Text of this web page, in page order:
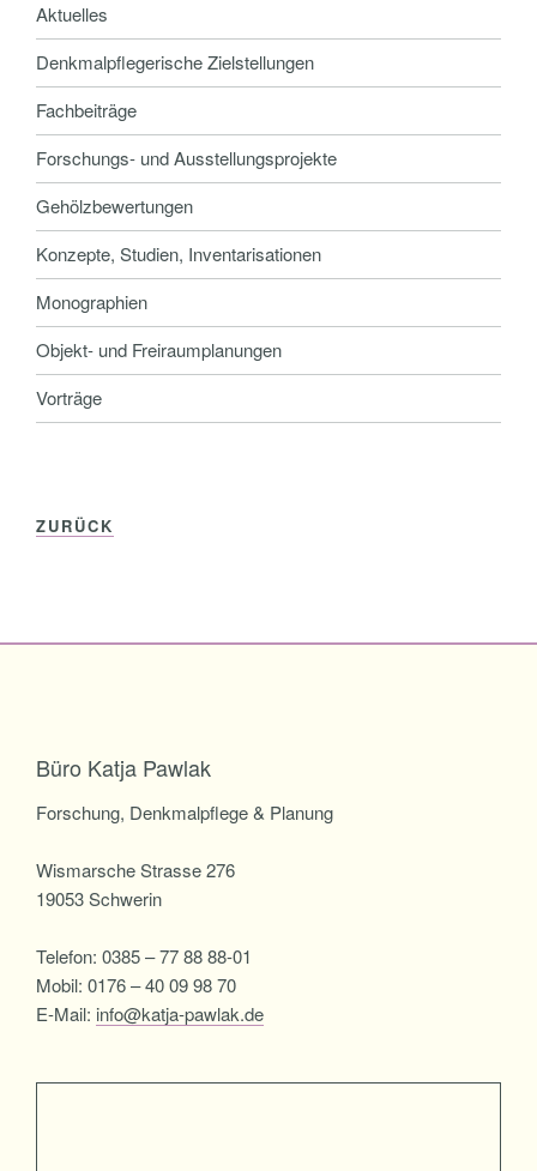
Aktuelles
Denkmalpflegerische Zielstellungen
Fachbeiträge
Forschungs- und Ausstellungsprojekte
Gehölzbewertungen
Konzepte, Studien, Inventarisationen
Monographien
Objekt- und Freiraumplanungen
Vorträge
ZURÜCK
Büro Katja Pawlak
Forschung, Denkmalpflege & Planung
Wismarsche Strasse 276
19053 Schwerin
Telefon: 0385 – 77 88 88-01
Mobil: 0176 – 40 09 98 70
E-Mail: info@katja-pawlak.de